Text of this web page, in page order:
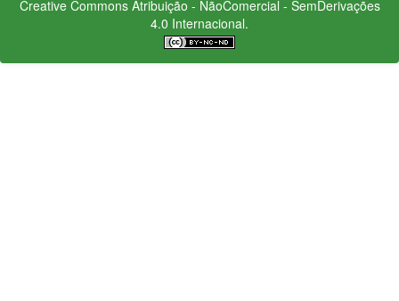
Creative CommonsAtribuição - NãoComercial - SemDerivações
4.0 Internacional.